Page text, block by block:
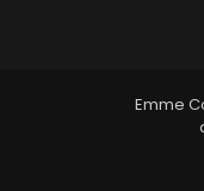
Emme